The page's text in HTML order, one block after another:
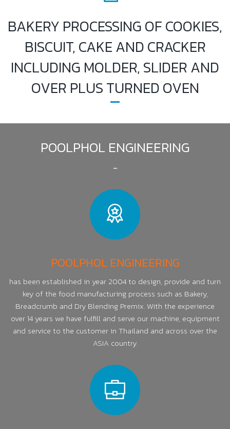
BAKERY PROCESSING OF COOKIES,
BISCUIT, CAKE AND CRACKER
INCLUDING MOLDER, SLIDER AND
OVER PLUS TURNED OVEN
POOLPHOL ENGINEERING
–
POOLPHOL ENGINEERING
has been established in year 2004 to design, provide and turn
key of the food manufacturing process such as Bakery,
Breadcrumb and Dry Blending Premix. With the experience
over 14 years we have fulfill and serve our machine, equipment
and service to the customer in Thailand and across over the
ASIA country.